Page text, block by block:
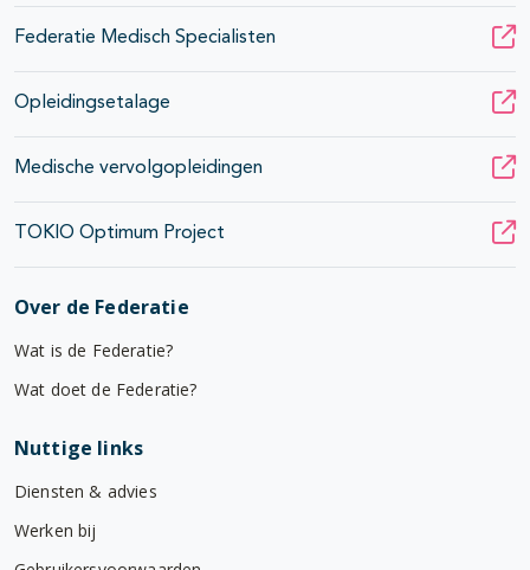
Federatie Medisch Specialisten
Opleidingsetalage
Medische vervolgopleidingen
TOKIO Optimum Project
Over de Federatie
Wat is de Federatie?
Wat doet de Federatie?
Nuttige links
Diensten & advies
Werken bij